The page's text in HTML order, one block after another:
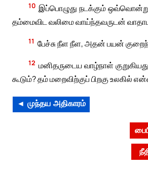
10 இப்பொழுது நடக்கும் ஒவ்வொன்றும்
தம்மைவிட வலிமை வாய்ந்தவருடன்
11 பேச்சு நீள நீள, அதன் பயன்
12 மனிதருடைய வாழ்நாள்
கூடும்? தம் மறைவிற்குப் பிறகு
◄ முந்தய அதிகாரம்